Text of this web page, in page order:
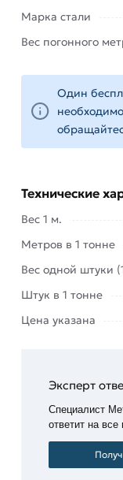
конструкции;
каркасы
зданий и
сооружений,
путей
несущие
балки
мостовых
и
вагонов;
для
Марка стали
Вес погонного
Один
Технические
Вес 1 м.
Метров в 1 тонне
Вес одной штуки
Штук в 1 тонне
Цена указана
Эксперт
Специалист
ответит на все